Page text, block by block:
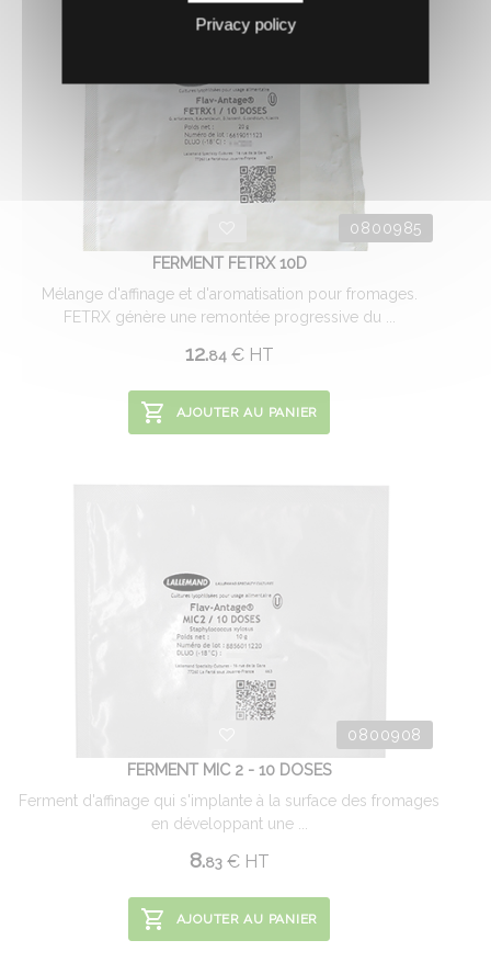
0800985
FERMENT FETRX 10D
Mélange d'affinage et d'aromatisation pour fromages.
FETRX génère une remontée progressive du ...
12.84 €HT
AJOUTER AU PANIER
0800908
FERMENT MIC 2 - 10 DOSES
Ferment d'affinage qui s'implante à la surface des fromages
en développant une ...
8.83 €HT
AJOUTER AU PANIER
Privacy policy